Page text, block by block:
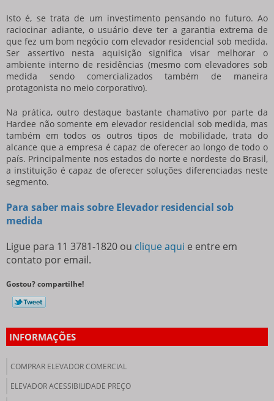
Isto é, se trata de um investimento pensando no futuro. Ao
raciocinar adiante, o usuário deve ter a garantia extrema de
que fez um bom negócio com elevador residencial sob medida.
Ser assertivo nesta aquisição significa visar melhorar o
ambiente interno de residências (mesmo com elevadores sob
medida sendo comercializados também de maneira
protagonista no meio corporativo).
Na prática, outro destaque bastante chamativo por parte da
Hardee não somente em elevador residencial sob medida, mas
também em todos os outros tipos de mobilidade, trata do
alcance que a empresa é capaz de oferecer ao longo de todo o
país. Principalmente nos estados do norte e nordeste do Brasil,
a instituição é capaz de oferecer soluções diferenciadas neste
segmento.
Para saber mais sobre Elevador residencial sob
medida
Ligue para 11 3781-1820 ou clique aqui e entre em
contato por email.
Gostou? compartilhe!
INFORMAÇÕES
COMPRAR ELEVADOR COMERCIAL
ELEVADOR ACESSIBILIDADE PREÇO